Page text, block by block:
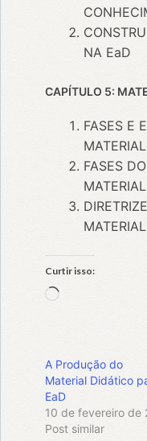
NA EaD
CAPÍTULO 5:
FASES E
FASES
Curtir isso:
Carregando...
A Produção do
Material Didático
EaD
10 de fevereiro de
Post similar